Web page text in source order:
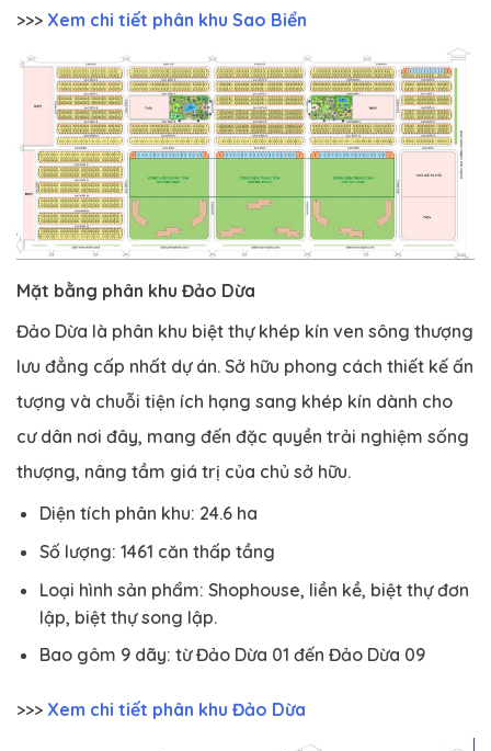
>>> Xem chi tiết phân khu Sao Biển
Mặt bằng phân khu Đảo Dừa
Đảo Dừa là phân khu biệt thự khép kín ven sông thượng
lưu đẳng cấp nhất dự án. Sở hữu phong cách thiết kế ấn
tượng và chuỗi tiện ích hạng sang khép kín dành cho
cư dân nơi đây, mang đến đặc quyền trải nghiệm sống
thượng, nâng tầm giá trị của chủ sở hữu.
Diện tích phân khu: 24.6 ha
Số lượng: 1461 căn thấp tầng
Loại hình sản phẩm: Shophouse, liền kề, biệt thự đơn
lập, biệt thự song lập.
Bao gôm 9 dãy: từ Đảo Dừa 01 đến Đảo Dừa 09
>>> Xem chi tiết phân khu Đảo Dừa